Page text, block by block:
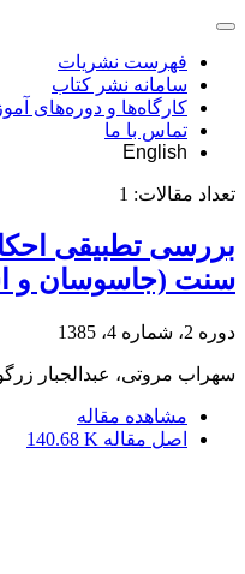
فهرست نشریات
سامانه نشر کتاب
کارگاه‌ها و دوره‌های
تماس با ما
English
تعداد مقالات: 1
بررسی تطبیقی
سنت (جاسوسان و
دوره 2، شماره 4، 1385
سهراب مروتی، عبدالجبار
مشاهده مقاله
اصل مقاله 140.68 K